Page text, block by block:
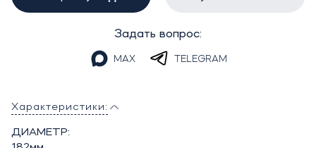
Задать вопрос:
MAX TELEGRAM
Характеристики:
ДИАМЕТР: